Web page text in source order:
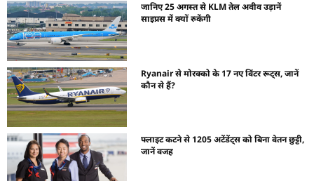
जानिए 25 अगस्त से KLM तेल अवीव उड़ानें
साइप्रस में क्यों रुकेंगी
Ryanair से मोरक्को के 17 नए विंटर रूट्स, जानें
कौन से हैं?
फ्लाइट कटने से 1205 अटेंडेंट्स को बिना वेतन छुट्टी,
जानें वजह